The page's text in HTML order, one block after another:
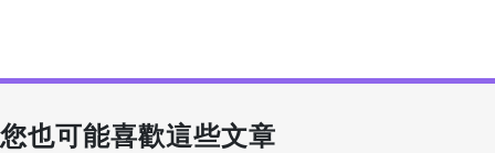
您也可能喜歡這些文章